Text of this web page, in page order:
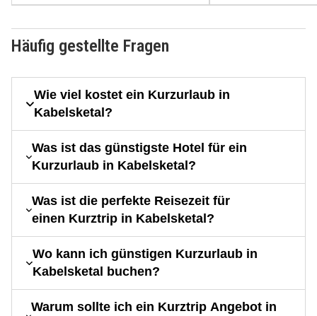
Häufig gestellte Fragen
Wie viel kostet ein Kurzurlaub in
Kabelsketal?
Was ist das günstigste Hotel für ein
Kurzurlaub in Kabelsketal?
Was ist die perfekte Reisezeit für
einen Kurztrip in Kabelsketal?
Wo kann ich günstigen Kurzurlaub in
Kabelsketal buchen?
Warum sollte ich ein Kurztrip Angebot in